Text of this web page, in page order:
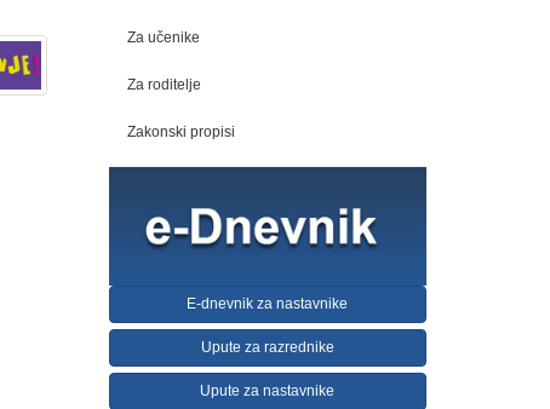
Za učenike
Za roditelje
Zakonski propisi
E-dnevnik za nastavnike
Upute za razrednike
Upute za nastavnike